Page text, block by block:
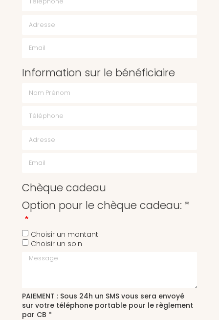
Information sur le bénéficiaire
Chèque cadeau
Option pour le chèque cadeau: *
Choisir un montant
Choisir un soin
Message
PAIEMENT : Sous 24h un SMS vous sera envoyé
sur votre téléphone portable pour le règlement
par CB *